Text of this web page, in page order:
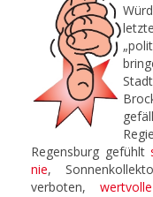
Regensburg gefühlt
nie,
verboten,